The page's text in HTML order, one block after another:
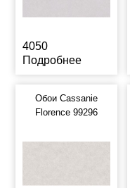
4050
Подробнее
Обои Cassanie
Florence 99296